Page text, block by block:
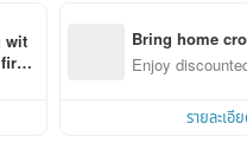
with Taiwan Andy Bella. Through
team, more unique styles have
a global leader. Sales
wit
Bring home
n with ease
Enjoy
รายละเอี